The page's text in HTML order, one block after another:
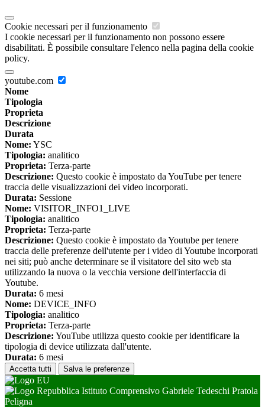
Cookie necessari per il funzionamento
I cookie necessari per il funzionamento non possono essere
disabilitati. È possibile consultare l'elenco nella pagina della cookie
policy.
youtube.com
Nome
Tipologia
Proprieta
Descrizione
Durata
Nome: YSC
Tipologia: analitico
Proprieta: Terza-parte
Descrizione: Questo cookie è impostato da YouTube per tenere
traccia delle visualizzazioni dei video incorporati.
Durata: Sessione
Nome: VISITOR_INFO1_LIVE
Tipologia: analitico
Proprieta: Terza-parte
Descrizione: Questo cookie è impostato da Youtube per tenere
traccia delle preferenze dell'utente per i video di Youtube incorporati
nei siti; può anche determinare se il visitatore del sito web sta
utilizzando la nuova o la vecchia versione dell'interfaccia di
Youtube.
Durata: 6 mesi
Nome: DEVICE_INFO
Tipologia: analitico
Proprieta: Terza-parte
Descrizione: YouTube utilizza questo cookie per identificare la
tipologia di device utilizzata dall'utente.
Durata: 6 mesi
Accetta tutti Salva le preferenze
Istituto Comprensivo Gabriele Tedeschi Pratola
Peligna